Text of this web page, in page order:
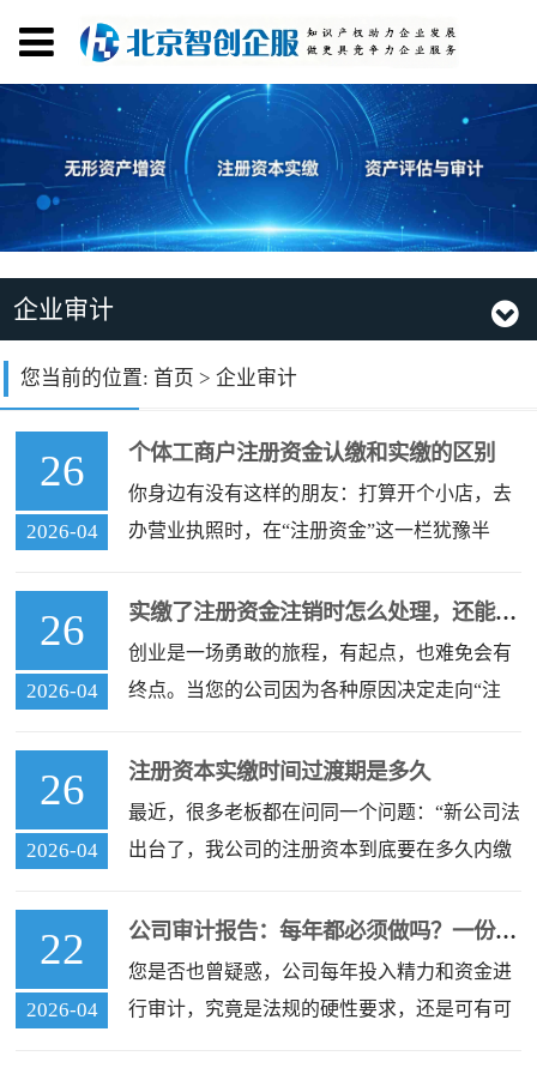
企业审计
您当前的位置: 首页 > 企业审计
26
2026-04
个体工商户注册资金认缴和实缴的区别
你身边有没有这样的朋友：打算开个小店，去
办营业执照时，在“注册资金”这一栏犹豫半
点，显得有实力”。但过段时间又听说，现
26
2026-04
实缴了注册资金注销时怎么处理，还能退吗
创业是一场勇敢的旅程，有起点，也难免会有
终点。当您的公司因为各种原因决定走向“注
个最现实、也最让人揪心的问题往往会浮出
26
2026-04
注册资本实缴时间过渡期是多久
最近，很多老板都在问同一个问题：“新公司法
出台了，我公司的注册资本到底要在多久内缴
出的是企业家们对政策变化的焦虑和对未
22
2026-04
公司审计报告：每年都必须做吗？一份清晰的指南
您是否也曾疑惑，公司每年投入精力和资金进
行审计，究竟是法规的硬性要求，还是可有可